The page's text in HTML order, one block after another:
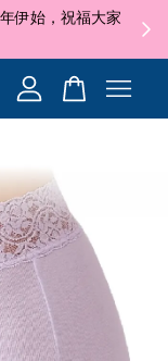
伊始，祝福大家
✦
的。